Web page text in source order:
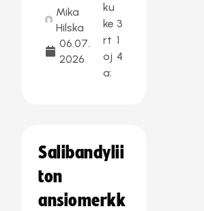
Mika
Hilska
06.07.
2026
ku
ke
rt
oj
a:
3
1
4
Salibandylii
ton
ansiomerkk